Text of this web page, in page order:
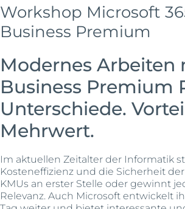
Workshop Microsoft
Business Premium
Modernes Arbeiten
Business Premium
Unterschiede.
Mehrwert.
Im aktuellen Zeitalter der Informatik
Kosteneffizienz und die Sicherheit
KMUs an erster Stelle oder gewinnt
Relevanz. Auch Microsoft entwickelt